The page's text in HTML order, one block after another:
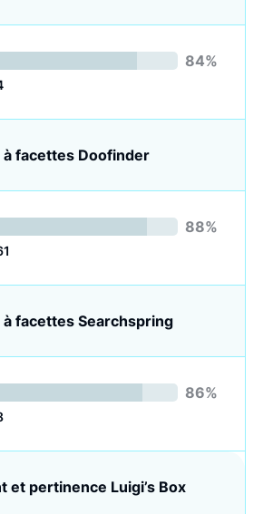
84%
à facettes Doofinder
88%
à facettes Searchspring
86%
et pertinence Luigi’s Box